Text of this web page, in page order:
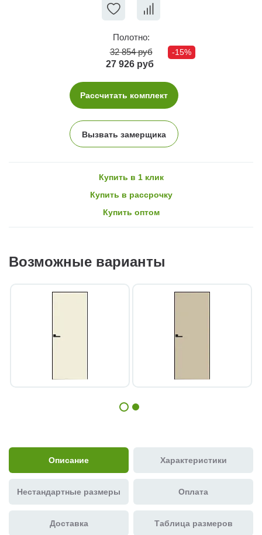
Полотно:
32 854 руб
-15%
27 926 руб
Рассчитать комплект
Вызвать замерщика
Купить в 1 клик
Купить в рассрочку
Купить оптом
Возможные варианты
Описание Характеристики
Нестандартные размеры Оплата
Доставка Таблица размеров